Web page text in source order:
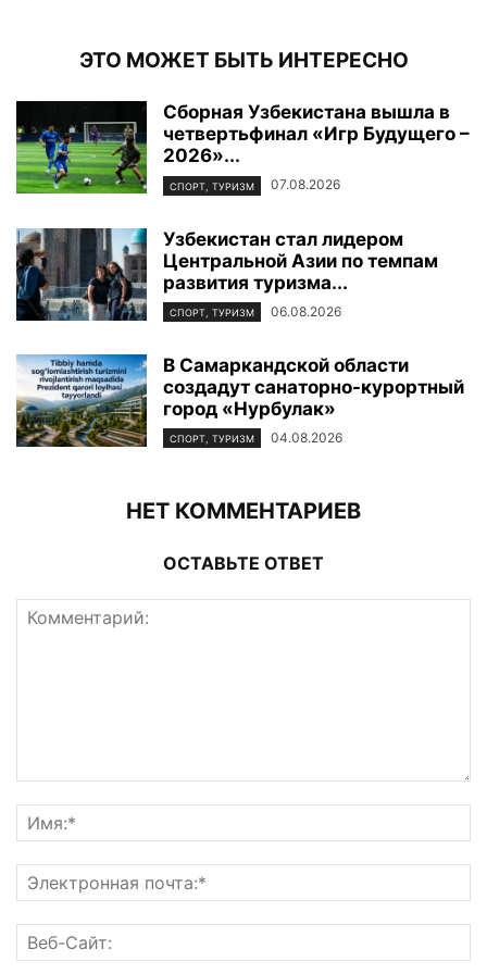
ЭТО МОЖЕТ БЫТЬ ИНТЕРЕСНО
Сборная Узбекистана вышла в
четвертьфинал «Игр Будущего –
2026»...
СПОРТ, ТУРИЗМ 07.08.2026
Узбекистан стал лидером
Центральной Азии по темпам
развития туризма...
СПОРТ, ТУРИЗМ 06.08.2026
В Самаркандской области
создадут санаторно-курортный
город «Нурбулак»
СПОРТ, ТУРИЗМ 04.08.2026
НЕТ КОММЕНТАРИЕВ
ОСТАВЬТЕ ОТВЕТ